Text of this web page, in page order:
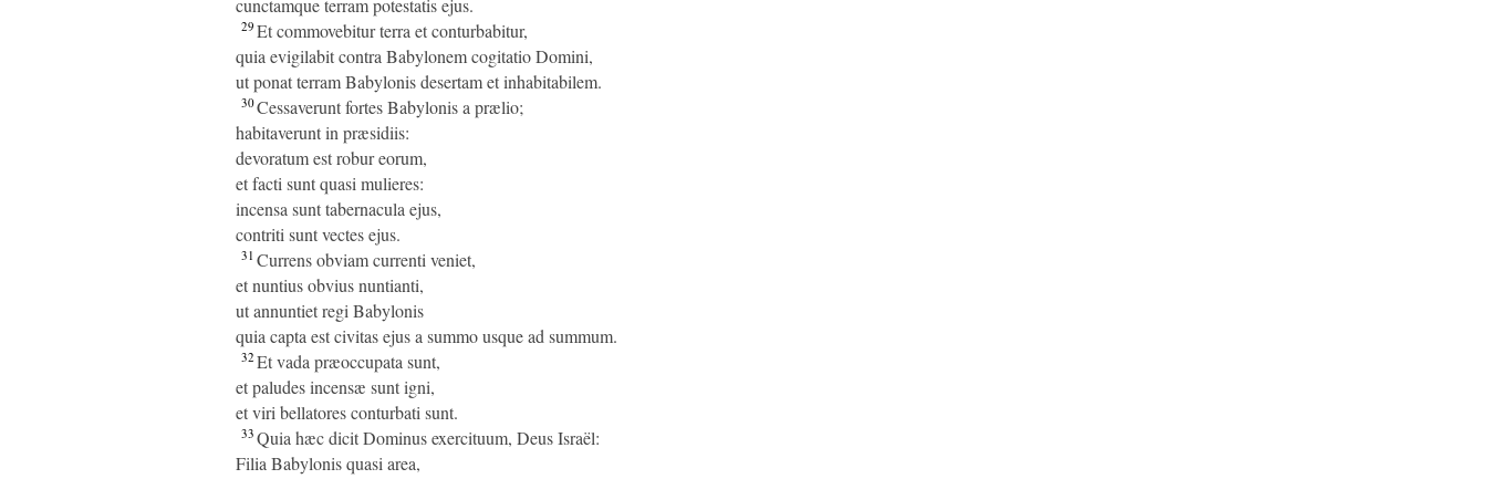
cunctamque terram potestatis ejus.
29Et commovebitur terra et conturbabitur,
quia evigilabit contra Babylonem cogitatio Domini,
ut ponat terram Babylonis desertam et inhabitabilem.
30Cessaverunt fortes Babylonis a prælio;
habitaverunt in præsidiis:
devoratum est robur eorum,
et facti sunt quasi mulieres:
incensa sunt tabernacula ejus,
contriti sunt vectes ejus.
31Currens obviam currenti veniet,
et nuntius obvius nuntianti,
ut annuntiet regi Babylonis
quia capta est civitas ejus a summo usque ad summum.
32Et vada præoccupata sunt,
et paludes incensæ sunt igni,
et viri bellatores conturbati sunt.
33Quia hæc dicit Dominus exercituum, Deus Israël:
Filia Babylonis quasi area,